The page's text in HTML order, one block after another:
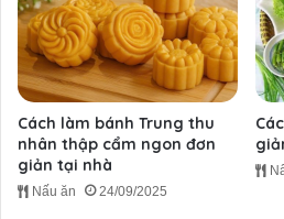
Cách làm bánh Trung thu
nhân thập cẩm ngon đơn
giản tại nhà
Nấu ăn 24/09/2025